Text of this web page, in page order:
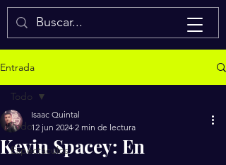
Isaac Quintal
Entrada
Todo
Espectáculos
Todo
Kevin Spacey: En
Isaac Quintal
12 jun 2024 2 min de lectura